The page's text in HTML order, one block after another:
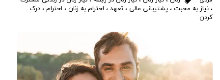
، نیاز به محبت ، پشتیبانی مالی ، تعهد ، احترام به زنان ، احترام ، درک
کردن